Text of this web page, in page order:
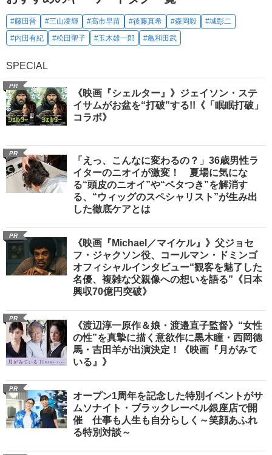
#藤田晋 #三山凌輝 #高市早苗 #後藤真希 #森岡毅
#城彰二
#内田有紀
#松田聖子 #玉木雄一郎 #亀和田武
SPECIAL
PR
《映画『シェルター』》ジェイソン・ステ
イサムがお盆を“打破”する!!《「眠眠打破」
コラボ》
PR
「えっ、こんなに変わるの？」36歳男性ラ
イターのニオイが激変！ 夏場に気にな
る“頭皮のニオイ”や“ベタつき”を解消す
る、“ウィッグのスペシャリスト”が生み出
した徹底ケアとは
PR
《映画『Michael／マイケル』》父ジョセ
フ・ジャクソン役、コールマン・ドミンゴ
オフィシャルインタビュー“観客を魅了した
名優、複雑な父親像への想いを語る”《日本
興収70億円突破》
PR
《渡辺淳一原作＆娘・渡邉直子監督》“女性
の性”を真摯に描く意欲作に黒木瞳・西岡德
馬・吉田羊が出演決定！《映画『月がみて
いる』》
PR
オープン1周年を記念した特別イベントがサ
ムソナイト・ブラックレーベル銀座店で開
催 仕事も人生も自分らしく～笑顔あふれ
る特別対談～